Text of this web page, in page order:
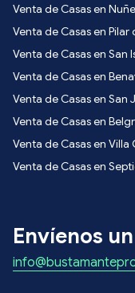
Venta de Casas en
Venta de Casas en Pilar
Venta de Casas en San
Venta de Casas en
Venta de Casas en San
Venta de Casas en
Venta de Casas en Villa
Venta de Casas en
Envíenos